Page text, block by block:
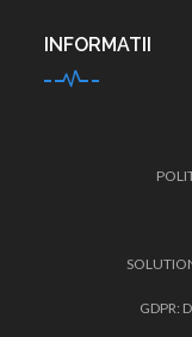
INFORMATII
GDPR: